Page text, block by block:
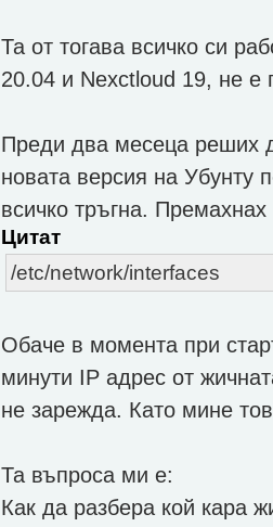
Та от тогава всичко си
20.04 и Nexctloud 19, не е
Преди два месеца реших
новата версия на Убунту
всичко тръгна.
Цитат
/etc/network/interfaces
Обаче в момента при
минути IP адрес от
не зарежда. Като мине
Та въпроса ми е:
Как да разбера кой кара